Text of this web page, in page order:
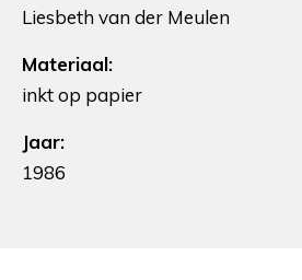
Liesbeth van der Meulen
Materiaal:
inkt op papier
Jaar:
1986